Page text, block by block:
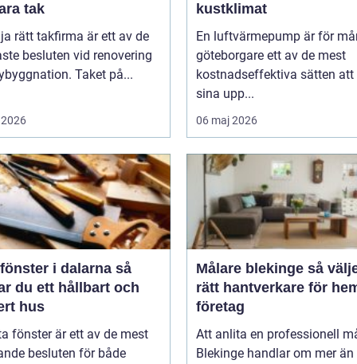
tak
rätt takfirma är ett av de
besluten vid renovering
Taket på...
kustklimat
En luftvärmepump är för
göteborgare ett av de mest
kostnadseffektiva sätten att
sina upp...
06 maj 2026
i dalarna så
du ett hållbart och
hus
fönster är ett av de mest
besluten för både
Målare blekinge så väljer du
rätt hantverkare för
företag
Att anlita en professionell
Blekinge handlar om mer